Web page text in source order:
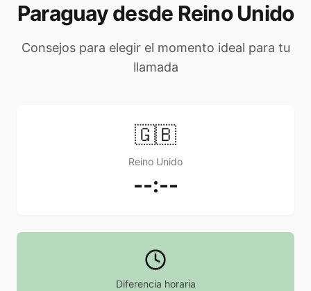
Paraguay desde Reino Unido
Consejos para elegir el momento ideal para tu
llamada
🇬🇧
Reino Unido
--:--
Diferencia horaria